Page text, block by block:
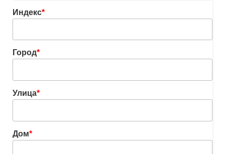
Индекс*
Город*
Улица*
Дом*